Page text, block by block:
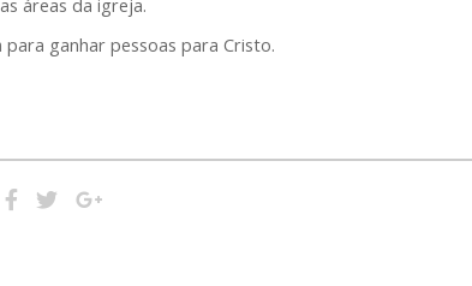
áreas da igreja.
ganhar pessoas para Cristo.